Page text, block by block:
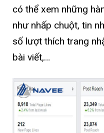
có thể xem những
như nhấp chuột, tin
số lượt thích trang
bài viết,…